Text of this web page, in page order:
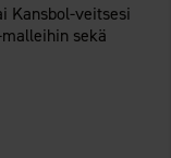
Kansbol-veitsesi
sekä